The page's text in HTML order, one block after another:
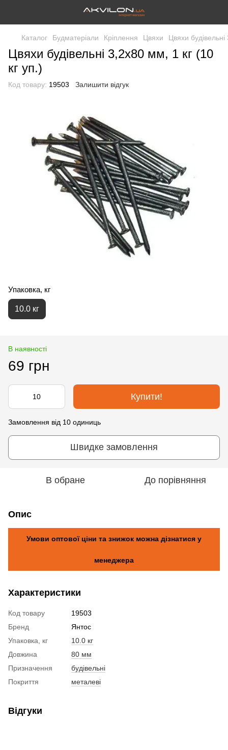
Каталог Будматеріали Кріплення Цвяхи Цвяхи
Цвяхи будівельні 3,2х80 мм, 1 кг (10
кг уп.)
Код товару: 19503 Залишити відгук
Упаковка, кг
10.0 кг
В наявності
69 грн
Купити!
Замовлення від 10 одиниць
Швидке замовлення
В обране До порівняння
Опис
Умови оптової ціни та знижок можна дізнатися у
менеджера
Характеристики
Код товару
19503
Бренд
Янтос
Упаковка, кг
10.0 кг
Довжина
80 мм
Призначення
будівельні
Покриття
металеві
Відгуки